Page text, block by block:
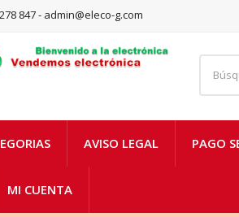
847 - admin@eleco-g.com
AVISO LEGAL PAGO
MI CUENTA